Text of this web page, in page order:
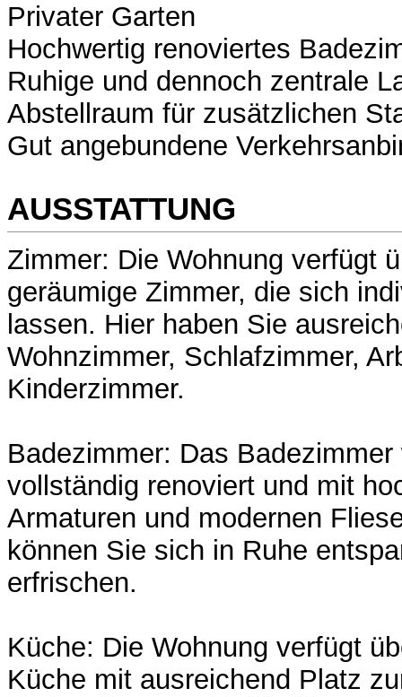
Privater Garten
Hochwertig renoviertes
Ruhige und dennoch zentrale
Abstellraum für zusätzlichen
Gut angebundene
AUSSTATTUNG
Zimmer: Die Wohnung verfügt
geräumige Zimmer, die sich
lassen. Hier haben Sie
Wohnzimmer, Schlafzimmer,
Kinderzimmer.
Badezimmer: Das
vollständig renoviert und mit
Armaturen und modernen
können Sie sich in Ruhe
erfrischen.
Küche: Die Wohnung verfügt
Küche mit ausreichend Platz